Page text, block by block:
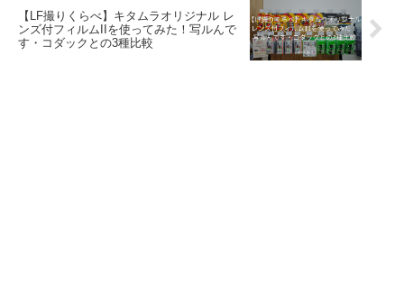
【LF撮りくらべ】キタムラオリジナル レ
ンズ付フィルムIIを使ってみた！写ルんで
す・コダックとの3種比較